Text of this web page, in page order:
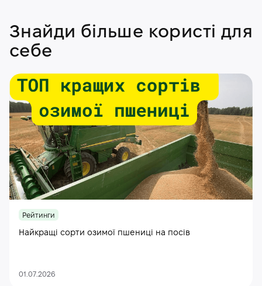
Знайди більше користі для
себе
Рейтинги
Найкращі сорти озимої пшениці на посів
01.07.2026